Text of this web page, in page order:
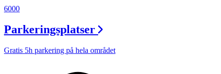
6000
Parkeringsplatser
Gratis 5h parkering på hela området